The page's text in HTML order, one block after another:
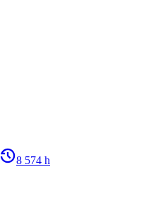
history_28 574 h